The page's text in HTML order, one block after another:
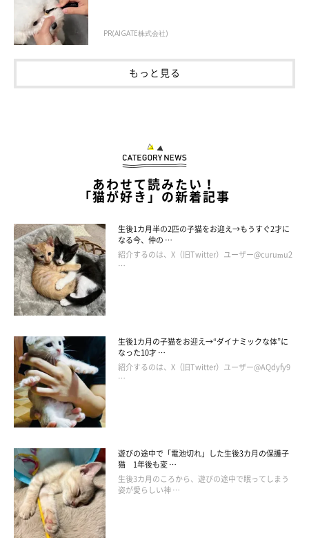
PR(AIGATE株式会社)
もっと見る
あわせて読みたい！
「猫が好き」の新着記事
生後1カ月半の2匹の子猫をお迎え→もうすぐ2才に
なる今、仲の …
紹介するのは、X（旧Twitter）ユーザー@curumu2
…
生後1カ月の子猫をお迎え→“ダイナミックな体”に
なった10才 …
紹介するのは、X（旧Twitter）ユーザー@AQdyfy9
…
遊びの途中で「電池切れ」した生後3カ月の保護子
猫 1年後も変 …
生後3カ月のころから、遊びの途中で眠ってしまう
姿が愛らしい神 …